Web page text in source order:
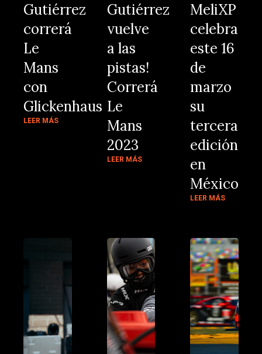
Gutiérrez
correrá
Le
Mans
con
Glickenhaus
LEER MÁS
Gutiérrez
vuelve
a las
pistas!
Correrá
Le
Mans
2023
LEER MÁS
MeliXP
celebra
este 16
de
marzo
su
tercera
edición
en
México
LEER MÁS